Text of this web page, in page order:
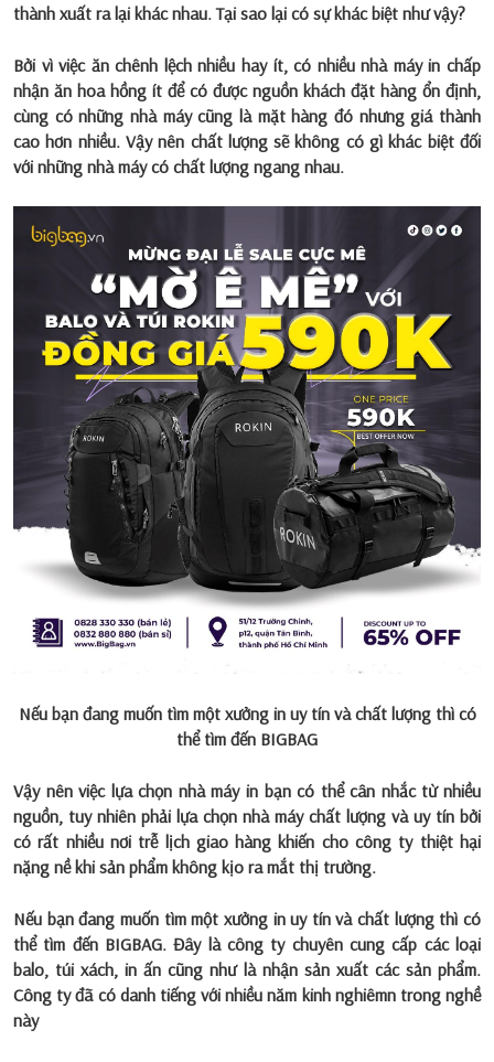
thành xuất ra lại khác nhau. Tại sao lại có sự khác biệt như vậy?
Bởi vì việc ăn chênh lệch nhiều hay ít, có nhiều nhà máy in chấp
nhận ăn hoa hồng ít để có được nguồn khách đặt hàng ổn định,
cùng có những nhà máy cũng là mặt hàng đó nhưng giá thành
cao hơn nhiều. Vậy nên chất lượng sẽ không có gì khác biệt đối
với những nhà máy có chất lượng ngang nhau.
Nếu bạn đang muốn tìm một xưởng in uy tín và chất lượng thì có
thể tìm đến BIGBAG
Vậy nên việc lựa chọn nhà máy in bạn có thể cân nhắc từ nhiều
nguồn, tuy nhiên phải lựa chọn nhà máy chất lượng và uy tín bởi
có rất nhiều nơi trễ lịch giao hàng khiến cho công ty thiệt hại
nặng nề khi sản phẩm không kịo ra mắt thị trường.
Nếu bạn đang muốn tìm một xưởng in uy tín và chất lượngthì có
thể tìm đến BIGBAG. Đây là công ty chuyên cung cấp các loại
balo, túi xách, in ấn cũng như là nhận sản xuất các sản phẩm.
Công ty đã có danh tiếng với nhiều năm kinh nghiêmn trong nghề
này